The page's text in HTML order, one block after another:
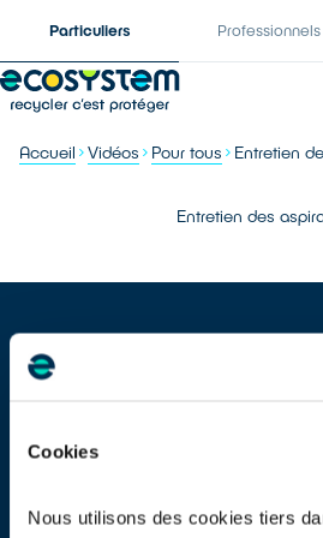
Cookies
Nous utilisons des cookies tiers
Particuliers Professionnels
Accueil Vidéos Pour tous Entretien
Entretien des
Ne laissez pas la poussière abîmer
surchauffe du moteur et prolongez la